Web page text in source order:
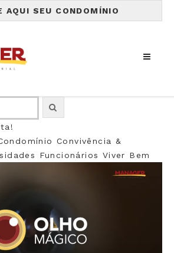
AQUI SEU CONDOMÍNIO
Convivência &
Funcionários Viver Bem